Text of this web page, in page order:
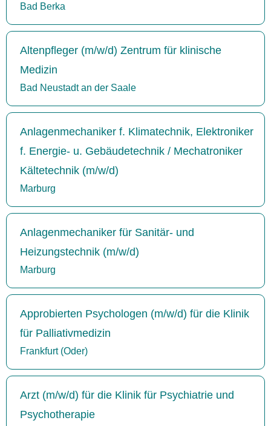
Bad Berka
Altenpfleger (m/w/d) Zentrum für klinische
Medizin
Bad Neustadt an der Saale
Anlagenmechaniker f. Klimatechnik, Elektroniker
f. Energie- u. Gebäudetechnik / Mechatroniker
Kältetechnik (m/w/d)
Marburg
Anlagenmechaniker für Sanitär- und
Heizungstechnik (m/w/d)
Marburg
Approbierten Psychologen (m/w/d) für die Klinik
für Palliativmedizin
Frankfurt (Oder)
Arzt (m/w/d) für die Klinik für Psychiatrie und
Psychotherapie